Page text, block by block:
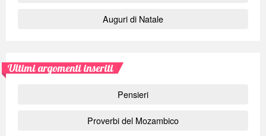
Auguri di Natale
Ultimi argomenti inseriti
Pensieri
Proverbi del Mozambico